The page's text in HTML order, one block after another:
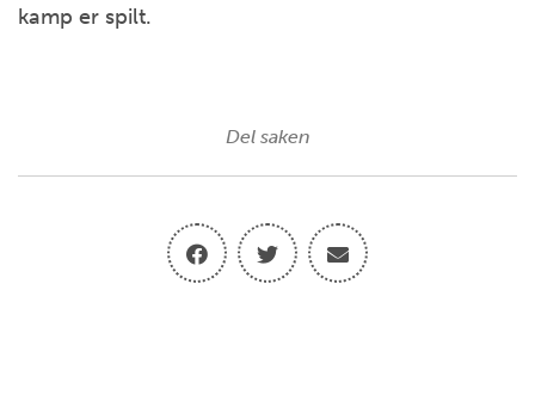
kamp er spilt.
Del saken